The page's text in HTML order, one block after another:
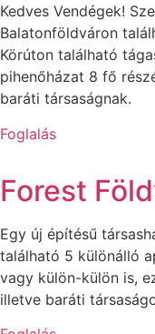
Kedves Vendégek!
Balatonföldváron
Körúton található
pihenőházat 8 fő
baráti társaságnak.
Foglalás
Forest
Egy új építésű
található 5 különálló
vagy külön-külön is,
illetve baráti